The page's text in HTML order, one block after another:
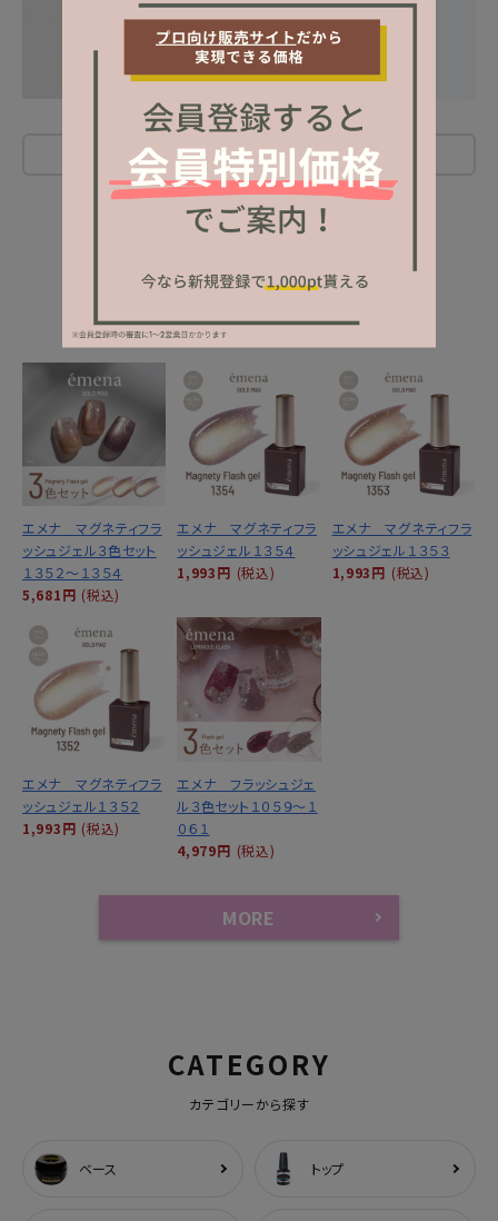
レビューを書く
NEW ITEM
エメナ マグネティフラ
ッシュジェル３色セット
１３５２～１３５４
5,681円 (税込)
エメナ マグネティフラ
ッシュジェル１３５４
1,993円 (税込)
エメナ マグネティフラ
ッシュジェル１３５３
1,993円 (税込)
エメナ マグネティフラ
ッシュジェル１３５２
1,993円 (税込)
エメナ フラッシュジェ
ル３色セット１０５９～１
０６１
4,979円 (税込)
MORE
CATEGORY
カテゴリーから探す
ベース トップ